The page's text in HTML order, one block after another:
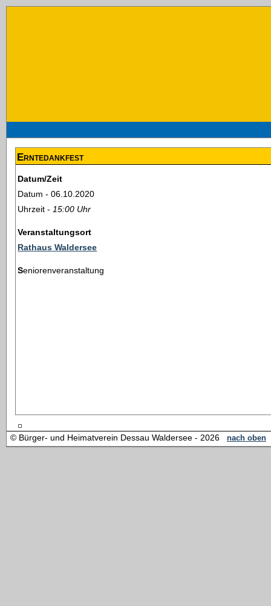
Erntedankfest
Datum/Zeit
Datum - 06.10.2020
Uhrzeit - 15:00 Uhr
Veranstaltungsort
Rathaus Waldersee
Seniorenveranstaltung
© Bürger- und Heimatverein Dessau Waldersee - 2026 nach oben